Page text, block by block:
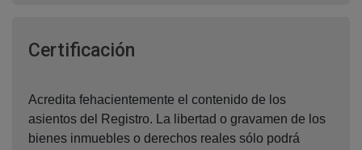
Certificación
Acredita fehacientemente el contenido de los
asientos del Registro. La libertad o gravamen de los
bienes inmuebles o derechos reales sólo podrá